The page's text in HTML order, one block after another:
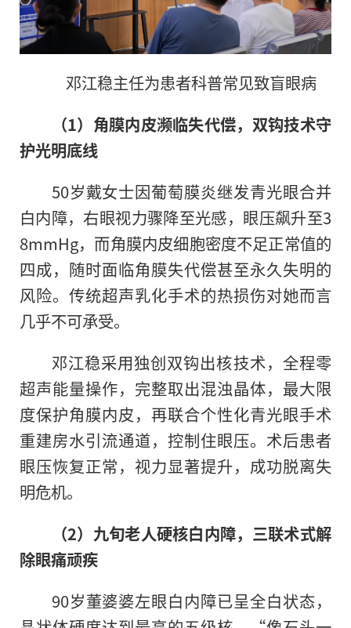
邓江稳主任为患者科普常见致盲眼病
（1）角膜内皮濒临失代偿，双钩技术守
护光明底线
50岁戴女士因葡萄膜炎继发青光眼合并
白内障，右眼视力骤降至光感，眼压飙升至3
8mmHg，而角膜内皮细胞密度不足正常值的
四成，随时面临角膜失代偿甚至永久失明的
风险。传统超声乳化手术的热损伤对她而言
几乎不可承受。
邓江稳采用独创双钩出核技术，全程零
超声能量操作，完整取出混浊晶体，最大限
度保护角膜内皮，再联合个性化青光眼手术
重建房水引流通道，控制住眼压。术后患者
眼压恢复正常，视力显著提升，成功脱离失
明危机。
（2）九旬老人硬核白内障，三联术式解
除眼痛顽疾
90岁董婆婆左眼白内障已呈全白状态，